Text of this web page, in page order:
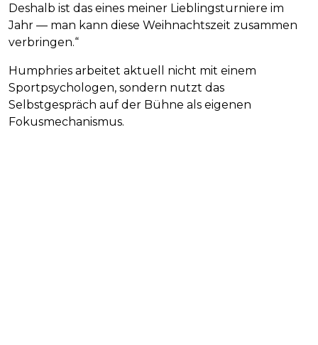
Deshalb ist das eines meiner Lieblingsturniere im
Jahr — man kann diese Weihnachtszeit zusammen
verbringen.“
Humphries arbeitet aktuell nicht mit einem
Sportpsychologen, sondern nutzt das
Selbstgespräch auf der Bühne als eigenen
Fokusmechanismus.